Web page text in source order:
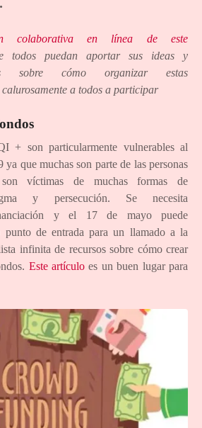
colaborativa en línea de este
todos puedan aportar sus ideas y
sobre cómo organizar estas
a todos a participar
+ son particularmente vulnerables al
que muchas son parte de las personas
víctimas de muchas formas de
y persecución. Se necesita
y el 17 de mayo puede
punto de entrada para un llamado a la
infinita de recursos sobre cómo crear
Este artículo es un buen lugar para